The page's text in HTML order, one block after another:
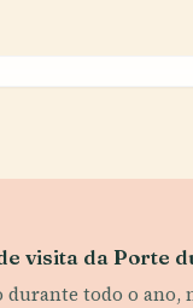
visita da Porte
durante todo o